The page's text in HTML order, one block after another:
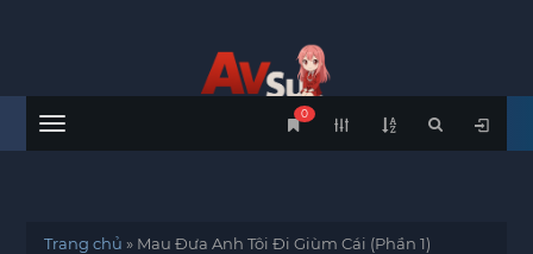
Menu
0
Trang chủ » Mau Đưa Anh Tôi Đi Giùm Cái (Phần 1)